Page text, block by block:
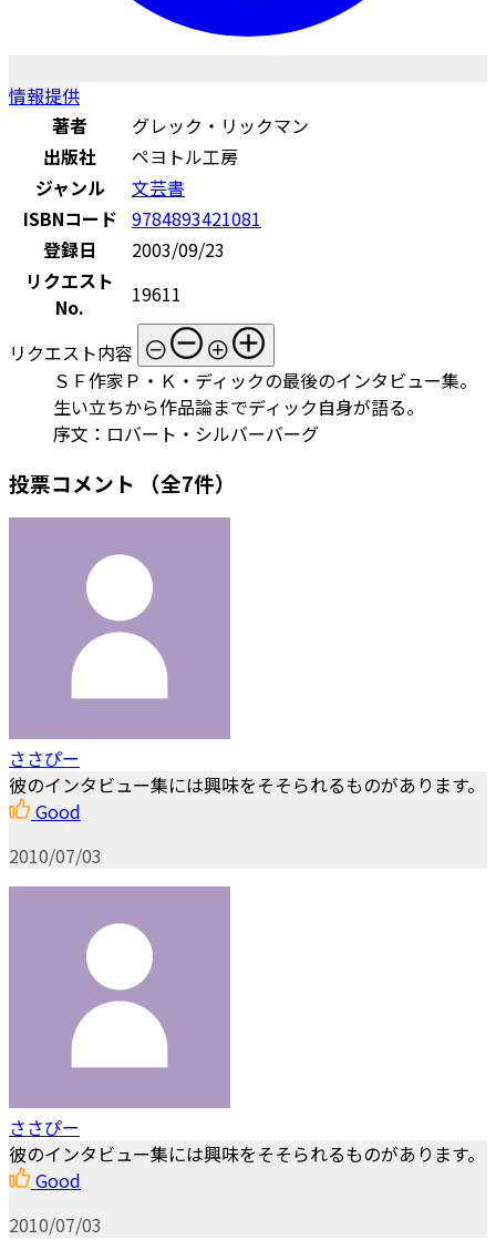
情報提供
著者
グレック・リックマン
出版社
ペヨトル工房
ジャンル
文芸書
ISBNコード 9784893421081
登録日
2003/09/23
リクエスト
No.
19611
リクエスト内容
ＳＦ作家Ｐ・Ｋ・ディックの最後のインタビュー集。
生い立ちから作品論までディック自身が語る。
序文：ロバート・シルバーバーグ
投票コメント （全7件）
ささぴー
彼のインタビュー集には興味をそそられるものがあります。
Good
2010/07/03
ささぴー
彼のインタビュー集には興味をそそられるものがあります。
Good
2010/07/03